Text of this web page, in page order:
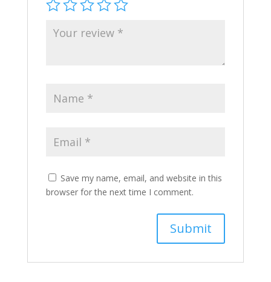
Save my name, email, and website in this
browser for the next time I comment.